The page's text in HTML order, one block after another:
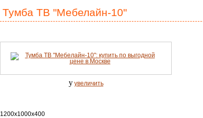
Тумба ТВ "Мебелайн-10"
y увеличить
1200х1000х400